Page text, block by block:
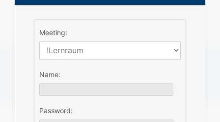
Meeting:
Name:
Password: